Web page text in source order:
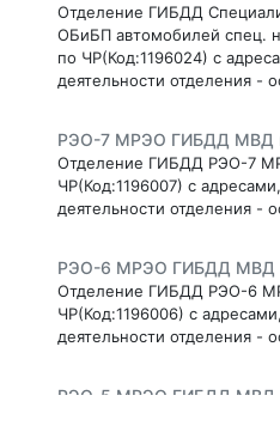
Отделение ГИБДД
ОБиБП автомобилей спец.
по ЧР(Код:1196024) с
деятельности отделения -
РЭО-7 МРЭО ГИБДД МВД
Отделение ГИБДД РЭО-7
ЧР(Код:1196007) с
деятельности отделения -
РЭО-6 МРЭО ГИБДД МВД
Отделение ГИБДД РЭО-6
ЧР(Код:1196006) с
деятельности отделения -
РЭО-5 МРЭО ГИБДД МВД